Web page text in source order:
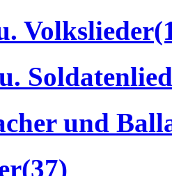
Volkslieder
und
(37)